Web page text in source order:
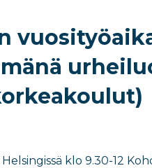
Helsingissä klo 9.30-12